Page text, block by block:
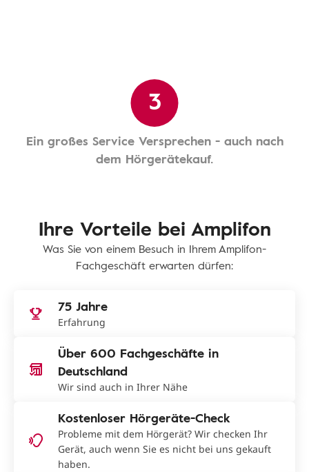
3
Ein großes Service Versprechen - auch nach
dem Hörgerätekauf.
Ihre Vorteile bei Amplifon
Was Sie von einem Besuch in Ihrem Amplifon-
Fachgeschäft erwarten dürfen:
75 Jahre
Erfahrung
Über 600 Fachgeschäfte in
Deutschland
Wir sind auch in Ihrer Nähe
Kostenloser Hörgeräte-Check
Probleme mit dem Hörgerät? Wir checken Ihr
Gerät, auch wenn Sie es nicht bei uns gekauft
haben.